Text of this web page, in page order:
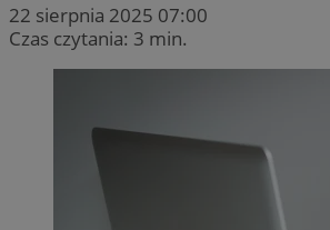
22 sierpnia 2025 07:00
Czas czytania: 3 min.